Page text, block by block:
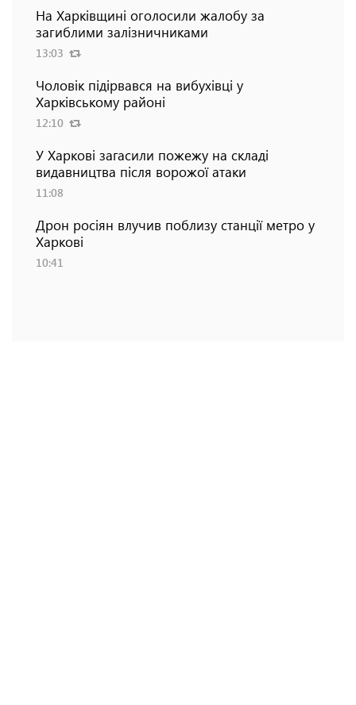
На Харківщині оголосили жалобу за
загиблими залізничниками
13:03
Чоловік підірвався на вибухівці у
Харківському районі
12:10
У Харкові загасили пожежу на складі
видавництва після ворожої атаки
11:08
Дрон росіян влучив поблизу станції метро у
Харкові
10:41